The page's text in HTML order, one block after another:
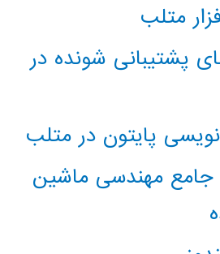
متلب
پشتیبانی شونده در
نویسی پایتون در متلب
جامع مهندسی ماشین